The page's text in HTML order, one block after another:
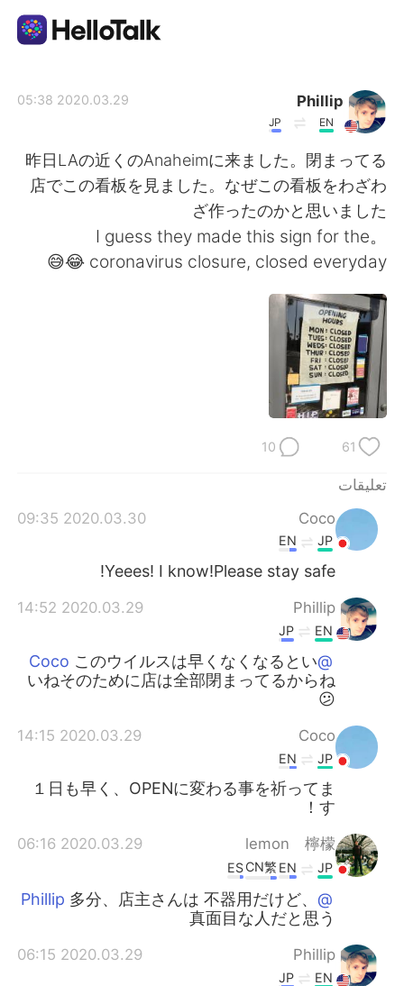
العربية
English 简体中文
Phillip
EN
JP
2020.03.29 05:38
昨日LAの近くのAnaheimに来ました。閉まってる
店でこの看板を見ました。なぜこの看板をわざわ
ざ作ったのかと思いました
。I guess they made this sign for the
coronavirus closure, closed everyday 😂😅
61
10
تعليقات
Coco
2020.03.30 09:35
JP
EN
Yeees! I know!Please stay safe!
Phillip
2020.03.29 14:52
EN
JP
@Coco
このウイルスは早くなくなるとい
いねそのために店は全部閉まってるからね
😕
Coco
2020.03.29 14:15
JP
EN
１日も早く、OPENに変わる事を祈ってま
す！
lemon 檸檬
2020.03.29 06:16
JP
EN
CN繁
ES
@Phillip
多分、店主さんは 不器用だけど、
真面目な人だと思う
Phillip
2020.03.29 06:15
EN
JP